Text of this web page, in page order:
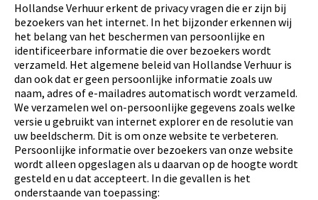
Hollandse Verhuur erkent de privacy vragen die er zijn bij
bezoekers van het internet. In het bijzonder erkennen wij
het belang van het beschermen van persoonlijke en
identificeerbare informatie die over bezoekers wordt
verzameld. Het algemene beleid van Hollandse Verhuur is
dan ook dat er geen persoonlijke informatie zoals uw
naam, adres of e-mailadres automatisch wordt verzameld.
We verzamelen wel on-persoonlijke gegevens zoals welke
versie u gebruikt van internet explorer en de resolutie van
uw beeldscherm. Dit is om onze website te verbeteren.
Persoonlijke informatie over bezoekers van onze website
wordt alleen opgeslagen als u daarvan op de hoogte wordt
gesteld en u dat accepteert. In die gevallen is het
onderstaande van toepassing: